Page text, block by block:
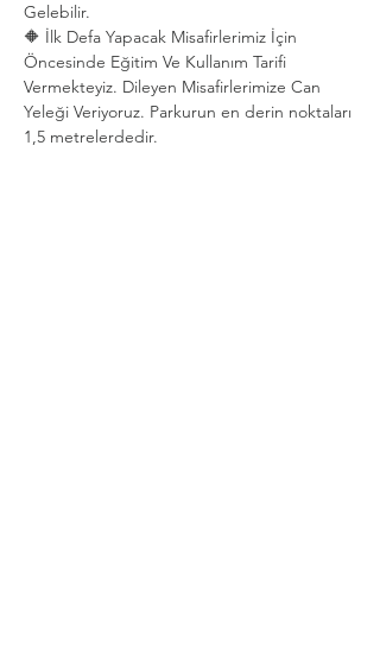
Gelebilir.
🔶 İlk Defa Yapacak Misafirlerimiz İçin
Öncesinde Eğitim Ve Kullanım Tarifi
Vermekteyiz. Dileyen Misafirlerimize Can
Yeleği Veriyoruz. Parkurun en derin noktaları
1,5 metrelerdedir.